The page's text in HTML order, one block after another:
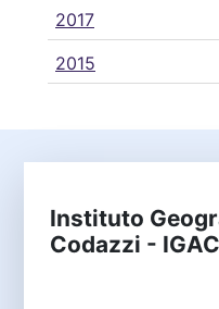
2017
2015
Instituto
Codazzi - IGAC